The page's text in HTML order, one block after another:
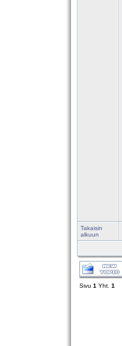
Takaisin
alkuun
Sivu 1 Yht. 1